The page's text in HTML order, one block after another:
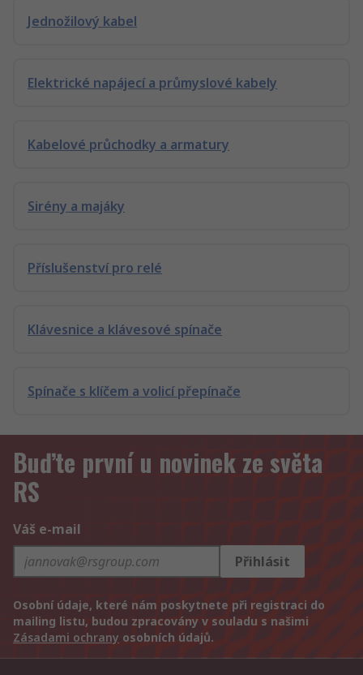
Jednožilový kabel
Elektrické napájecí a průmyslové kabely
Kabelové průchodky a armatury
Sirény a majáky
Příslušenství pro relé
Klávesnice a klávesové spínače
Spínače s klíčem a volicí přepínače
Buďte první u novinek ze světa
RS
Váš e-mail
Přihlásit
Osobní údaje, které nám poskytnete při registraci do
mailing listu, budou zpracovány v souladu s našimi
Zásadami ochrany osobních údajů.